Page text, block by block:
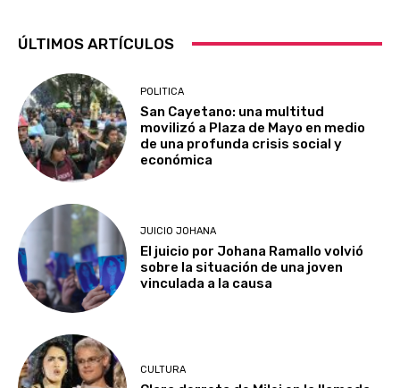
ÚLTIMOS ARTÍCULOS
POLITICA
San Cayetano: una multitud
movilizó a Plaza de Mayo en medio
de una profunda crisis social y
económica
JUICIO JOHANA
El juicio por Johana Ramallo volvió
sobre la situación de una joven
vinculada a la causa
CULTURA